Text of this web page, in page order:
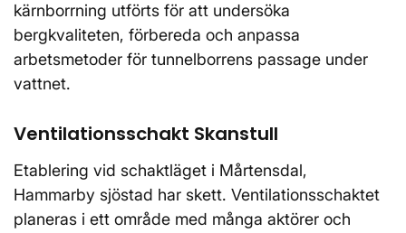
kärnborrning utförts för att undersöka
bergkvaliteten, förbereda och anpassa
arbetsmetoder för tunnelborrens passage under
vattnet.
Ventilationsschakt Skanstull
Etablering vid schaktläget i Mårtensdal,
Hammarby sjöstad har skett. Ventilationsschaktet
planeras i ett område med många aktörer och